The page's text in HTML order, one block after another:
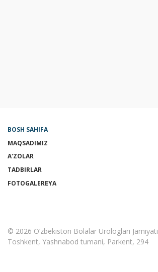
BOSH SAHIFA
MAQSADIMIZ
A'ZOLAR
TADBIRLAR
FOTOGALEREYA
© 2026 O‘zbekiston Bolalar Urologlari Jamiyati
Toshkent, Yashnabod tumani, Parkent, 294